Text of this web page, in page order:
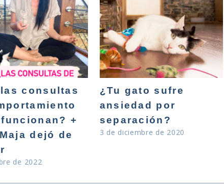
consultas
+
dejó de
de 2022
¿Tu gato sufre
ansiedad por
separación?
3 de diciembre de 2020